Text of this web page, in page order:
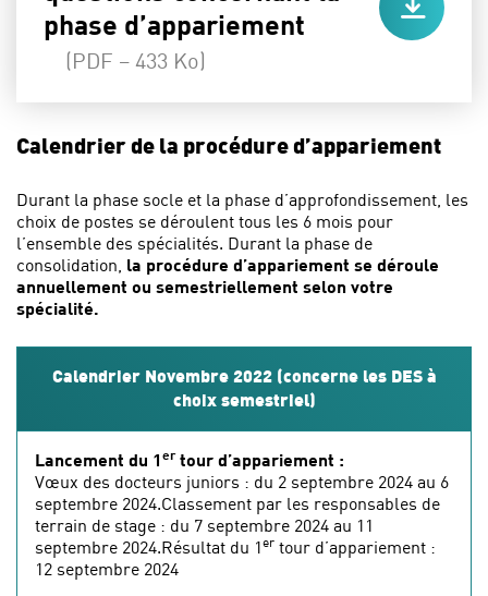
phase d’appariement
(PDF – 433 Ko)
Calendrier de la procédure d’appariement
Durant la phase socle et la phase d’approfondissement, les
choix de postes se déroulent tous les 6 mois pour
l’ensemble des spécialités. Durant la phase de
consolidation, la procédure d’appariement se déroule
annuellement ou semestriellement selon votre
spécialité.
Calendrier Novembre 2022 (concerne les DES à
choix semestriel)
Lancement du 1 ertour d’appariement :
Vœux des docteurs juniors : du 2 septembre 2024 au 6
septembre 2024.Classement par les responsables de
terrain de stage : du 7 septembre 2024 au 11
septembre 2024.Résultat du 1er tour d’appariement :
12 septembre 2024